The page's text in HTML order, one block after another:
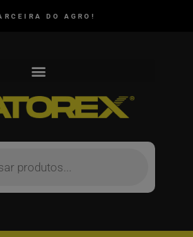
DO AGRO!